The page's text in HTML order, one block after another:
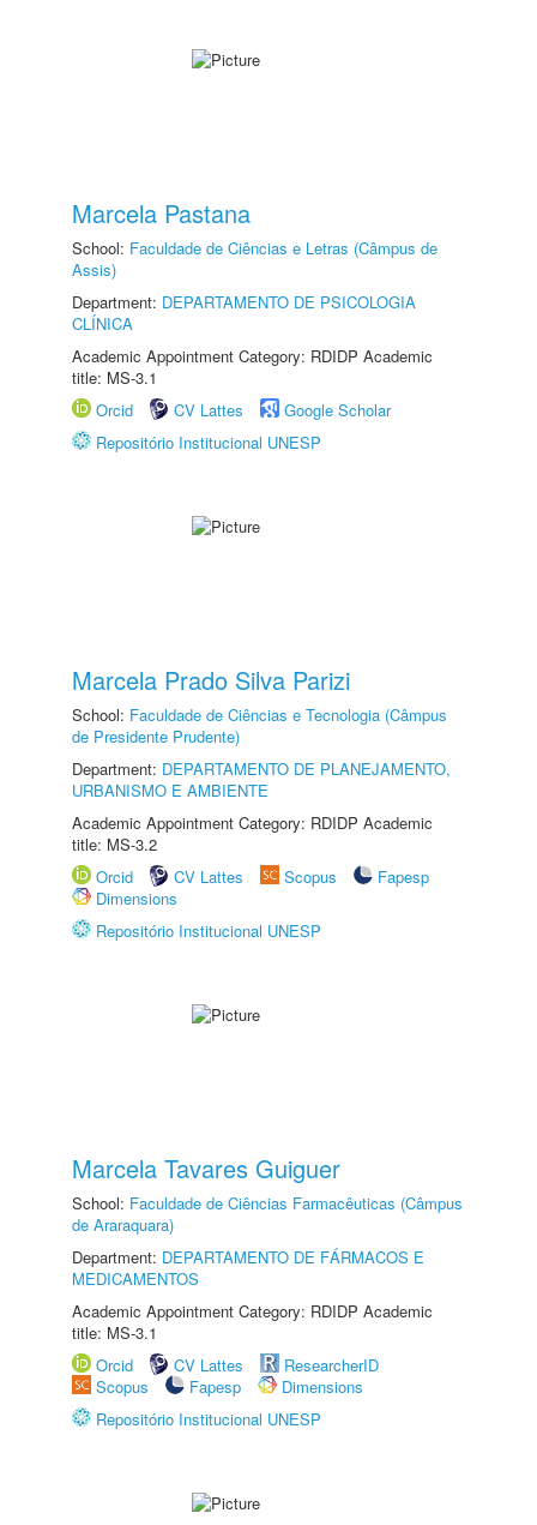
Marcela Pastana
School: Faculdade de Ciências e Letras (Câmpus de
Assis)
Department: DEPARTAMENTO DE PSICOLOGIA
CLÍNICA
Academic Appointment Category: RDIDP Academic
title: MS-3.1
Orcid
CV Lattes
Google Scholar
Repositório Institucional UNESP
Marcela Prado Silva Parizi
School: Faculdade de Ciências e Tecnologia (Câmpus
de Presidente Prudente)
Department: DEPARTAMENTO DE PLANEJAMENTO,
URBANISMO E AMBIENTE
Academic Appointment Category: RDIDP Academic
title: MS-3.2
Orcid
CV Lattes Scopus
Fapesp
Dimensions
Repositório Institucional UNESP
Marcela Tavares Guiguer
School: Faculdade de Ciências Farmacêuticas (Câmpus
de Araraquara)
Department: DEPARTAMENTO DE FÁRMACOS E
MEDICAMENTOS
Academic Appointment Category: RDIDP Academic
title: MS-3.1
Orcid
CV Lattes
ResearcherID
Scopus
Fapesp
Dimensions
Repositório Institucional UNESP